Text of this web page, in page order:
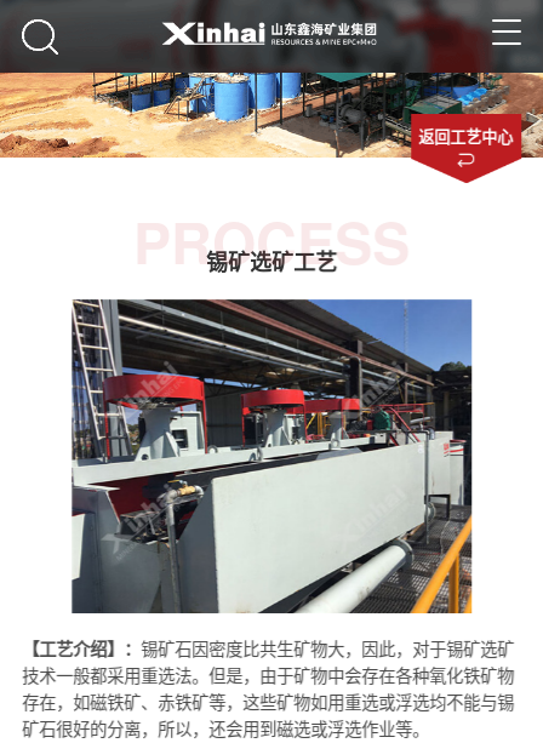
返回工艺中心
PROCESS
锡矿选矿工艺
【工艺介绍】： 锡矿石因密度比共生矿物大，因此，对于锡矿选矿
技术一般都采用重选法。但是，由于矿物中会存在各种氧化铁矿物
存在，如磁铁矿、赤铁矿等，这些矿物如用重选或浮选均不能与锡
矿石很好的分离，所以，还会用到磁选或浮选作业等。